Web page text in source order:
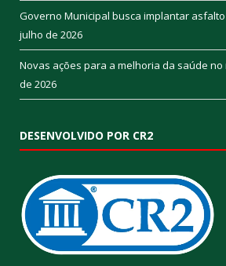
Governo Municipal busca implantar
julho de 2026
Novas ações para a melhoria da saúde no
de 2026
DESENVOLVIDO POR CR2